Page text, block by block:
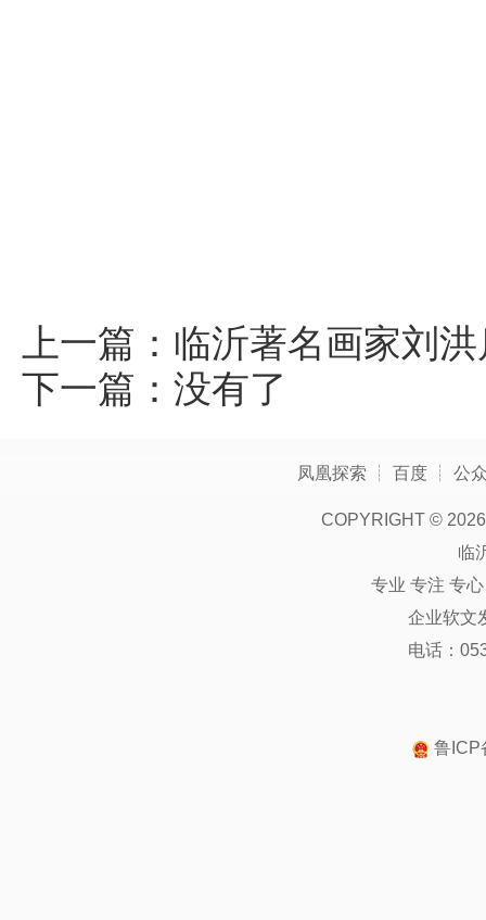
上一篇： 临沂著名画家刘
下一篇：没有了
凤凰探索 ┊ 百度 ┊ 公
COPYRIGHT ©
临
专业 专注 专
企业软文
电话：
鲁ICP